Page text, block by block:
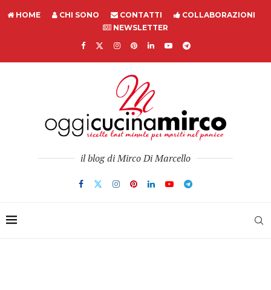
HOME CHI SONO CONTATTI
COLLABORAZIONI
NEWSLETTER
il blog di Mirco Di Marcello